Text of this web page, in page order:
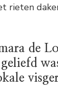
rieten
de